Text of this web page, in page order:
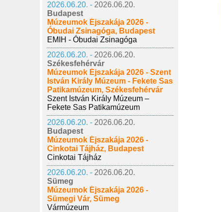
2026.06.20. - 2026.06.20.
Budapest
Múzeumok Éjszakája 2026 -
Óbudai Zsinagóga, Budapest
EMIH - Óbudai Zsinagóga
2026.06.20. - 2026.06.20.
Székesfehérvár
Múzeumok Éjszakája 2026 - Szent
István Király Múzeum - Fekete Sas
Patikamúzeum, Székesfehérvár
Szent István Király Múzeum –
Fekete Sas Patikamúzeum
2026.06.20. - 2026.06.20.
Budapest
Múzeumok Éjszakája 2026 -
Cinkotai Tájház, Budapest
Cinkotai Tájház
2026.06.20. - 2026.06.20.
Sümeg
Múzeumok Éjszakája 2026 -
Sümegi Vár, Sümeg
Vármúzeum